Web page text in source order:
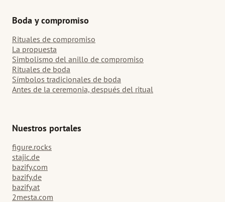
Boda y compromiso
Rituales de compromiso
La propuesta
Simbolismo del anillo de compromiso
Rituales de boda
Símbolos tradicionales de boda
Antes de la ceremonia, después del ritual
Nuestros portales
figure.rocks
stajic.de
bazify.com
bazify.de
bazify.at
2mesta.com